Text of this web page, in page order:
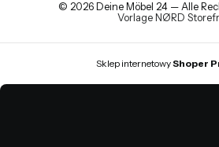
© 2026 Deine Möbel 24 — Alle
Vorlage NØRD
Sklep internetowyShoper